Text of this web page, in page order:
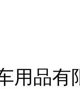
用品有